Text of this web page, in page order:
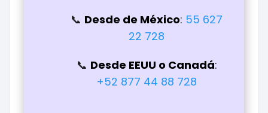
Desde de México: 55 627
22 728
Desde EEUU o Canadá:
+52 877 44 88 728